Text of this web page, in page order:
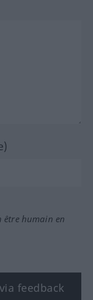
être humain en
feedback